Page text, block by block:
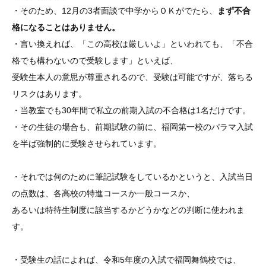
・そのため、12月の3者面談で中学からＯＫがでたら、
まず不合
格になることはありません。
・言い換えれば、「この高校は厳しいよ」といわれても、「不合
格でも構わないので受験します」といえば、
受験生本人の意思が尊重されるので、受験は可能ですが、落ちる
リスクはあります。
・当教室でも30年間で私立の前期入試の不合格は1名だけです。
・その生徒の場合も、前期試験の前に、福岡第一校のパラマ入試
を半ば強制的に受験させられています。
・それでは何のために筆記試験をしているかというと、入試当日
の点数は、各高校の特進コースか一般コースか、
あるいは特待生制度に該当するかどうかなどの判断に使われま
す。
・受験生の話によれば、令和5年度の入試で福岡舞鶴校では、